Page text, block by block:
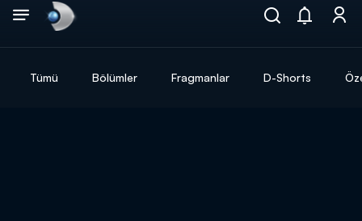
Tümü Bölümler Fragmanlar D-Shorts